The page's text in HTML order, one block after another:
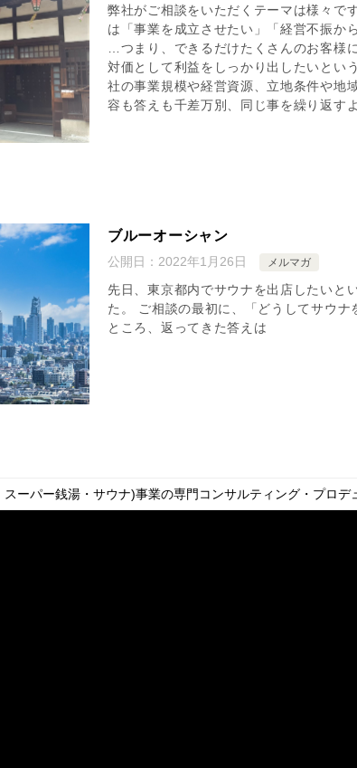
弊社がご相談をいただくテーマは様々で
は「事業を成立させたい」「経営不振か
…つまり、できるだけたくさんのお客様
対価として利益をしっかり出したいとい
社の事業規模や経営資源、立地条件や地
容も答えも千差万別、同じ事を繰り返す
ブルーオーシャン
公開日： 2022年1月26日 メルマガ
先日、東京都内でサウナを出店したいと
た。 ご相談の最初に、「どうしてサウ
ところ、返ってきた答えは
ーパー銭湯・サウナ)事業の専門コンサルティング・プロデ